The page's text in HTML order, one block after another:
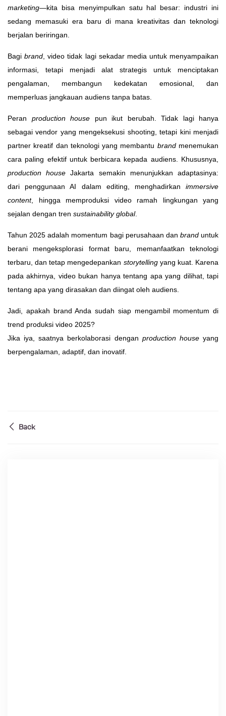
marketing—kita bisa menyimpulkan satu hal besar: industri ini
sedang memasuki era baru di mana kreativitas dan teknologi
berjalan beriringan.
Bagibrand , video tidak lagi sekadar media untuk menyampaikan
informasi, tetapi menjadi alat strategis untuk menciptakan
pengalaman, membangun kedekatan emosional, dan
memperluas jangkauan audiens tanpa batas.
Peran production house pun ikut berubah. Tidak lagi hanya
sebagai vendor yang mengeksekusi shooting, tetapi kini menjadi
partner kreatif dan teknologi yang membantu brandmenemukan
cara paling efektif untuk berbicara kepada audiens. Khususnya,
production house Jakarta semakin menunjukkan adaptasinya:
dari penggunaan AI dalam editing, menghadirkan immersive
content, hingga memproduksi video ramah lingkungan yang
sejalan dengan tren sustainability global.
Tahun 2025 adalah momentum bagi perusahaan dan branduntuk
berani mengeksplorasi format baru, memanfaatkan teknologi
terbaru, dan tetap mengedepankan storytellingyang kuat. Karena
pada akhirnya, video bukan hanya tentang apa yang dilihat, tapi
tentang apa yang dirasakan dan diingat oleh audiens.
Jadi, apakah brand Anda sudah siap mengambil momentum di
trend produksi video 2025?
Jika iya, saatnya berkolaborasi dengan production houseyang
berpengalaman, adaptif, dan inovatif.
Back